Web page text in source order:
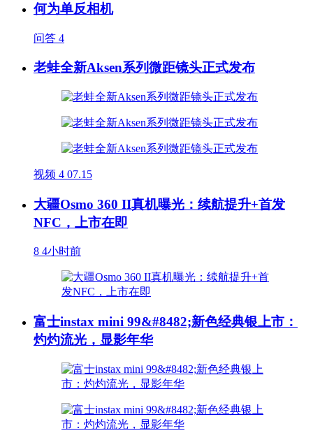
何为单反相机
问答 4
老蛙全新Aksen系列微距镜头正式发布
视频 4 07.15
大疆Osmo 360 II真机曝光：续航提升+首发
NFC，上市在即
8 4小时前
富士instax mini 99&#8482;新色经典银上市：
灼灼流光，显影年华